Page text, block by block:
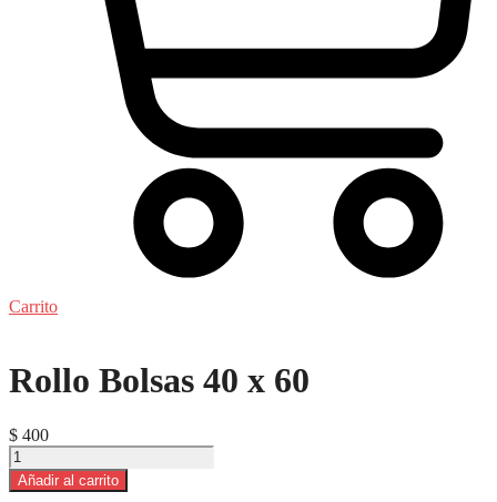
Carrito
Rollo Bolsas 40 x 60
$ 400
Rollo
Bolsas
40
Añadir al carrito